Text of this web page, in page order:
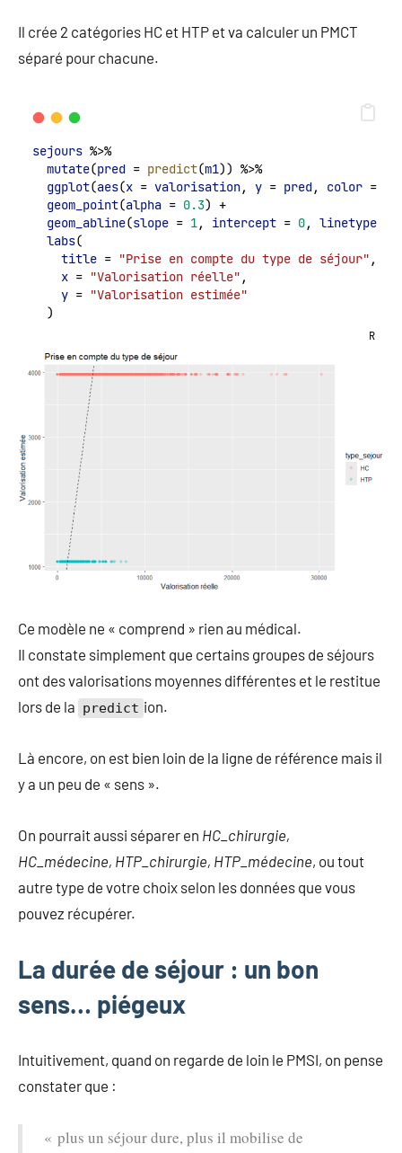
Il crée 2 catégories HC et HTP et va calculer un PMCT
séparé pour chacune.
sejours %>%
mutate(pred = predict(m1)) %>%
ggplot(aes(x = valorisation, y = pred, color =
geom_point(alpha = 0.3) +
geom_abline(slope = 1, intercept = 0, linetype
labs(
title = "Prise en compte du type de séjour" ,
x = "Valorisation réelle" ,
y = "Valorisation estimée"
  )
R
Ce modèle ne « comprend » rien au médical.
Il constate simplement que certains groupes de séjours
ont des valorisations moyennes différentes et le restitue
lors de la predict ion.
Là encore, on est bien loin de la ligne de référence mais il
y a un peu de « sens ».
On pourrait aussi séparer en HC_chirurgie,
HC_médecine, HTP_chirurgie, HTP_médecine, ou tout
autre type de votre choix selon les données que vous
pouvez récupérer.
La durée de séjour : un bon
sens… piégeux
Intuitivement, quand on regarde de loin le PMSI, on pense
constater que :
« plus un séjour dure, plus il mobilise de